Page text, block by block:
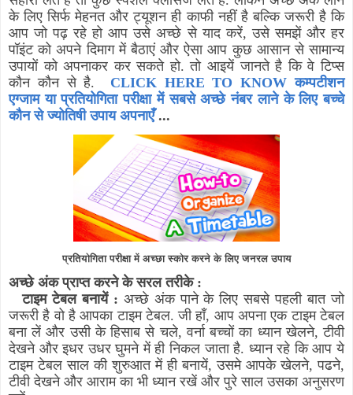
के लिए सिर्फ मेहनत और ट्यूशन ही काफी नहीं है बल्कि जरूरी है कि
आप जो पढ़ रहे हो आप उसे अच्छे से याद करें,उसे समझें और हर
पॉइंट को अपने दिमाग में बैठाएं और ऐसा आप कुछ आसान से सामान्य
उपायों को अपनाकर कर सकते हो. तो आइयें जानते है कि वे टिप्स
कौन कौन से है. CLICK HERE TO KNOW कम्पटीशन
एग्जाम या प्रतियोगिता परीक्षा में सबसे अच्छे नंबर लाने के लिए बच्चे
कौन से ज्योतिषी उपाय अपनाएँ...
प्रतियोगिता परीक्षा में अच्छा स्कोर करने के लिए जनरल उपाय
अच्छे अंक प्राप्त करने के सरल तरीके :
टाइम टेबल बनायें : अच्छे अंक पाने के लिए सबसे पहली बात जो
जरूरी है वो है आपका टाइम टेबल. जी हाँ, आप अपना एक टाइम टेबल
बना लें और उसी के हिसाब से चले,वर्ना बच्चों का ध्यान खेलने,टीवी
देखने और इधर उधर घुमने में ही निकल जाता है. ध्यान रहे कि आप ये
टाइम टेबल साल की शुरुआत में ही बनायें,उसमे आपके खेलने,पढने,
टीवी देखने और आराम का भी ध्यान रखें और पुरे साल उसका अनुसरण